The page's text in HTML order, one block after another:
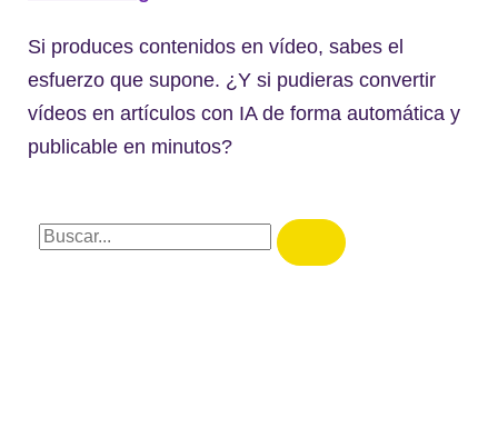
Si produces contenidos en vídeo, sabes el
esfuerzo que supone. ¿Y si pudieras convertir
vídeos en artículos con IA de forma automática y
publicable en minutos?